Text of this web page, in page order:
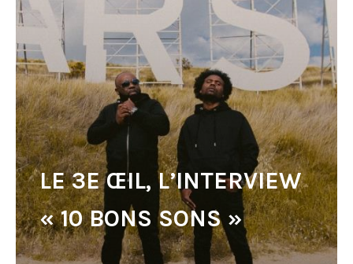
LE 3E ŒIL, L’INTERVIEW
« 10 BONS SONS »